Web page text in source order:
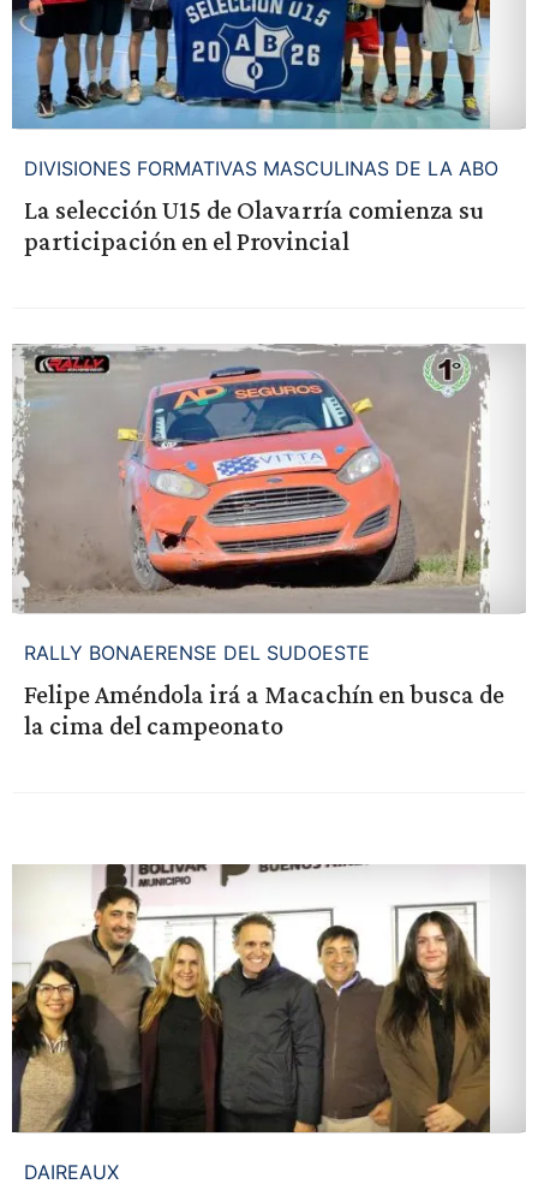
DIVISIONES FORMATIVAS MASCULINAS DE LA ABO
La selección U15 de Olavarría comienza su
participación en el Provincial
RALLY BONAERENSE DEL SUDOESTE
Felipe Améndola irá a Macachín en busca de
la cima del campeonato
DAIREAUX